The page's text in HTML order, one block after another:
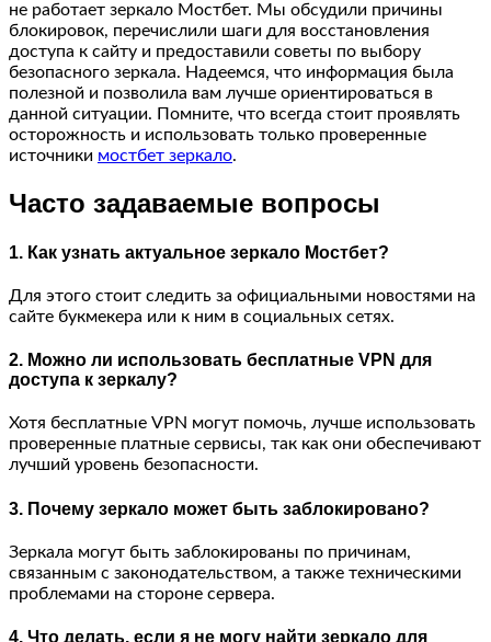
не работает зеркало Мостбет. Мы обсудили причины
блокировок, перечислили шаги для восстановления
доступа к сайту и предоставили советы по выбору
безопасного зеркала. Надеемся, что информация была
полезной и позволила вам лучше ориентироваться в
данной ситуации. Помните, что всегда стоит проявлять
осторожность и использовать только проверенные
источники мостбет зеркало.
Часто задаваемые вопросы
1. Как узнать актуальное зеркало Мостбет?
Для этого стоит следить за официальными новостями на
сайте букмекера или к ним в социальных сетях.
2. Можно ли использовать бесплатные VPN для
доступа к зеркалу?
Хотя бесплатные VPN могут помочь, лучше использовать
проверенные платные сервисы, так как они обеспечивают
лучший уровень безопасности.
3. Почему зеркало может быть заблокировано?
Зеркала могут быть заблокированы по причинам,
связанным с законодательством, а также техническими
проблемами на стороне сервера.
4. Что делать, если я не могу найти зеркало для